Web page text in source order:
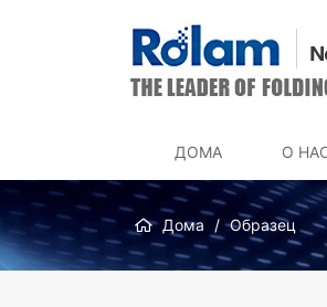
ДОМА О
Дома Образец